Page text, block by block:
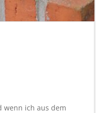
wenn ich aus dem